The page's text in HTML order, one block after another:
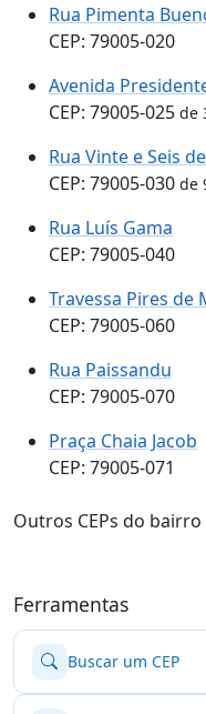
Rua Pimenta
CEP: 79005-020
Avenida
CEP: 79005-025 de
Rua Vinte e Seis
CEP: 79005-030 de
Rua Luís Gama
CEP: 79005-040
Travessa Pires de
CEP: 79005-060
Rua Paissandu
CEP: 79005-070
Praça Chaia Jacob
CEP: 79005-071
Outros CEPs do bairro
Ferramentas
Buscar um CEP